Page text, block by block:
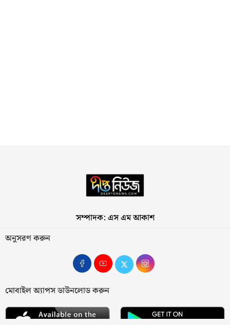
সম্পাদক: এস এম আকাশ
অনুসরণ করুন
মোবাইল অ্যাপস ডাউনলোড করুন